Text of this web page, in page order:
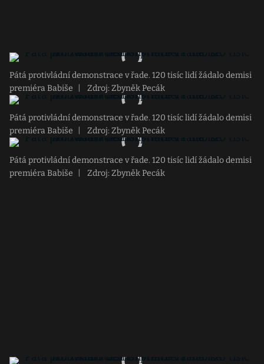
Pátá protivládní demonstrace v řade. 120 tisíc lidí žádalo demisi
premiéra Babiše
Zdroj: Zbyněk Pecák
Pátá protivládní demonstrace v řade. 120 tisíc lidí žádalo demisi
premiéra Babiše
Zdroj: Zbyněk Pecák
Pátá protivládní demonstrace v řade. 120 tisíc lidí žádalo demisi
premiéra Babiše
Zdroj: Zbyněk Pecák